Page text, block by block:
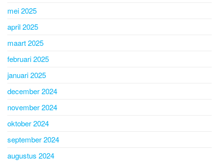
mei 2025
april 2025
maart 2025
februari 2025
januari 2025
december 2024
november 2024
oktober 2024
september 2024
augustus 2024